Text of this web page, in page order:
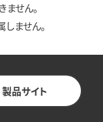
ません。
ません。
製品サイト